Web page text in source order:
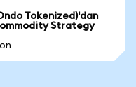
Tokenized)'dan
Strategy